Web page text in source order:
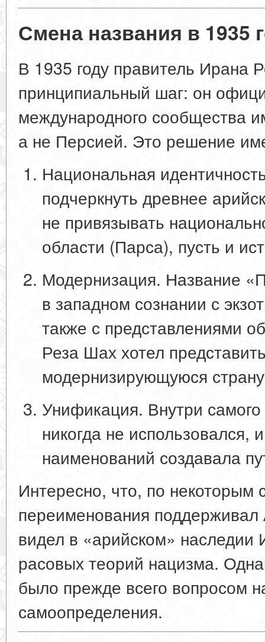
Смена названия в 1935
В 1935 году правитель Ирана
принципиальный шаг: он
международного сообщества
а не Персией. Это решение
Национальная
подчеркнуть древнее
не привязывать
области (Парса), пусть и
Модернизация. Название
в западном сознании с
также с представлениями
Реза Шах хотел
модернизирующуюся
Унификация. Внутри
никогда не использовался,
наименований создавала
Интересно, что, по некоторым
переименования
видел в «арийском»
расовых теорий нацизма.
было прежде всего вопросом
самоопределения.